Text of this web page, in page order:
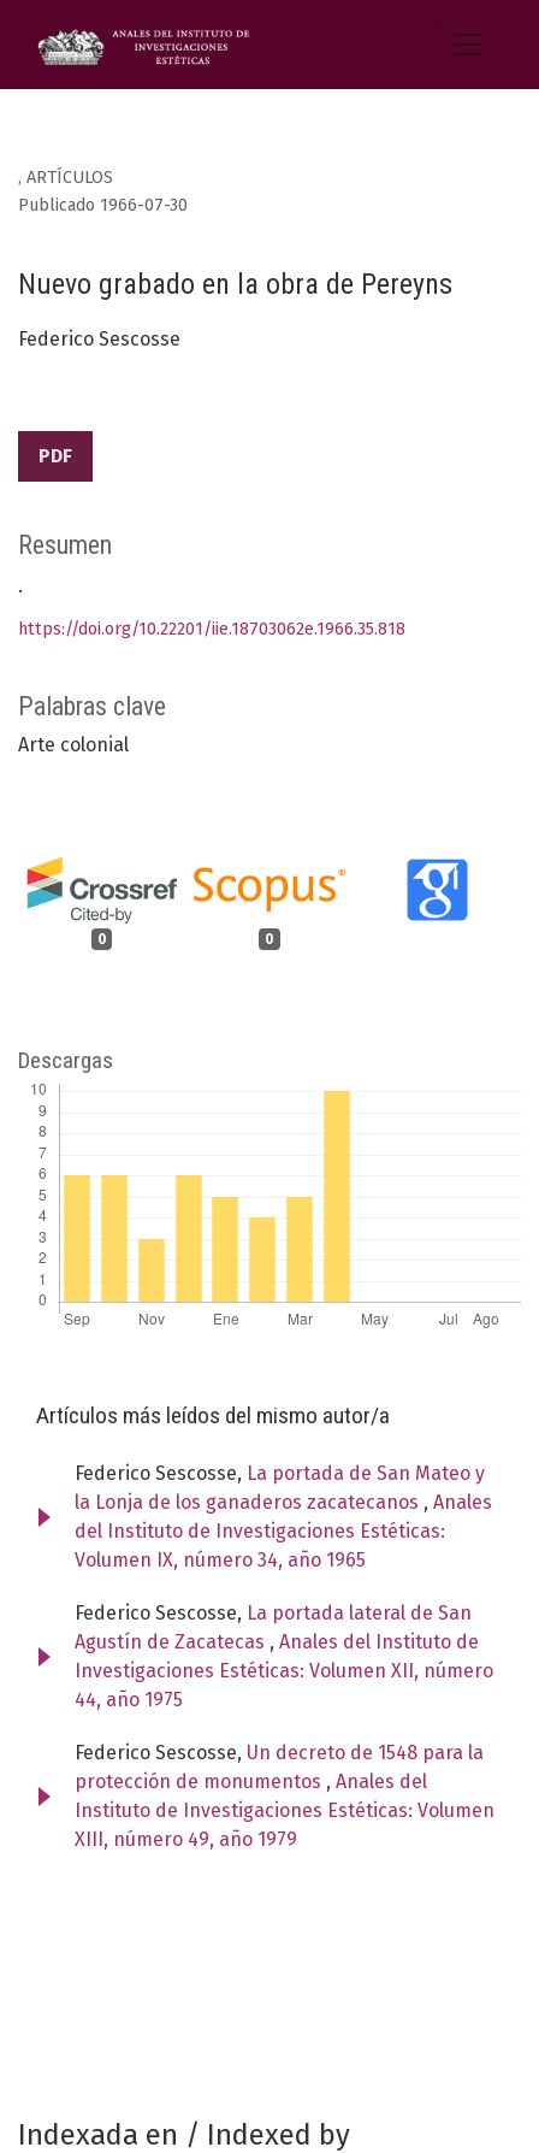
, ARTÍCULOS
Nuevo grabado en la obra de Pereyns
Publicado 1966-07-30
Federico Sescosse
PDF
Palabras clave
Arte colonial
0 0
Resumen
.
https://doi.org/10.22201/iie.18703062e.1966.35.818
Descargas
Artículos más leídos del mismo autor/a
Federico Sescosse, La portada de San Mateo y
la Lonja de los ganaderos zacatecanos , Anales
del Instituto de Investigaciones Estéticas:
Volumen IX, número 34, año 1965
Federico Sescosse, La portada lateral de San
Agustín de Zacatecas , Anales del Instituto de
Investigaciones Estéticas: Volumen XII, número
44, año 1975
Federico Sescosse, Un decreto de 1548 para la
protección de monumentos , Anales del
Instituto de Investigaciones Estéticas: Volumen
XIII, número 49, año 1979
Indexada en / Indexed by